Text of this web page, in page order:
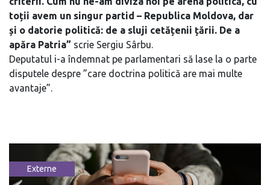
toții avem un singur partid – Republica Moldova, dar
și o datorie politică: de a sluji cetățenii țării. De a
apăra Patria” scrie Sergiu Sârbu.
Deputatul i-a îndemnat pe parlamentari să lase la o parte
disputele despre ”care doctrina politică are mai multe
avantaje”.
Externe